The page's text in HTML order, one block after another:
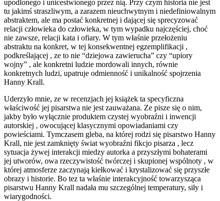
upodlonego i unicestwionego przez nią. Przy czym historia nie jest
tu jakimś straszliwym, a zarazem nieuchwytnym i niedefiniowalnym
abstraktem, ale ma postać konkretnej i dającej się sprecyzować
relacji człowieka do człowieka, w tym wypadku najczęściej, choć
nie zawsze, relacji kata i ofiary. W tym właśnie przełożeniu
abstraktu na konkret, w tej konsekwentnej egzemplifikacji ,
podkreślającej , ze to nie “dziejowa zawierucha” czy “upiory
wojny” , ale konkretni ludzie mordowali innych, równie
konkretnych ludzi, upatruje odmienność i unikalność spojrzenia
Hanny Krall.
Uderzyło mnie, ze w recenzjach jej książek ta specyficzna
właściwość jej pisarstwa nie jest zauważana. Ze pisze się o nim,
jakby było wyłącznie produktem czystej wyobraźni i inwencji
autorskiej , owocującej klasycznymi opowiadaniami czy
powieściami. Tymczasem gleba, na której rodzi się pisarstwo Hanny
Krall, nie jest zamknięty świat wyobraźni fikcjo pisarza , lecz
sytuacja żywej interakcji miedzy autorka a przyszłymi bohaterami
jej utworów, owa rzeczywistość twórczej i skupionej wspólnoty , w
której atmosferze zaczynają kiełkować i krystalizować się przyszłe
obrazy i historie. Bo tez ta właśnie interakcyjność towarzysząca
pisarstwu Hanny Krall nadała mu szczególnej temperatury, siły i
wiarygodności.